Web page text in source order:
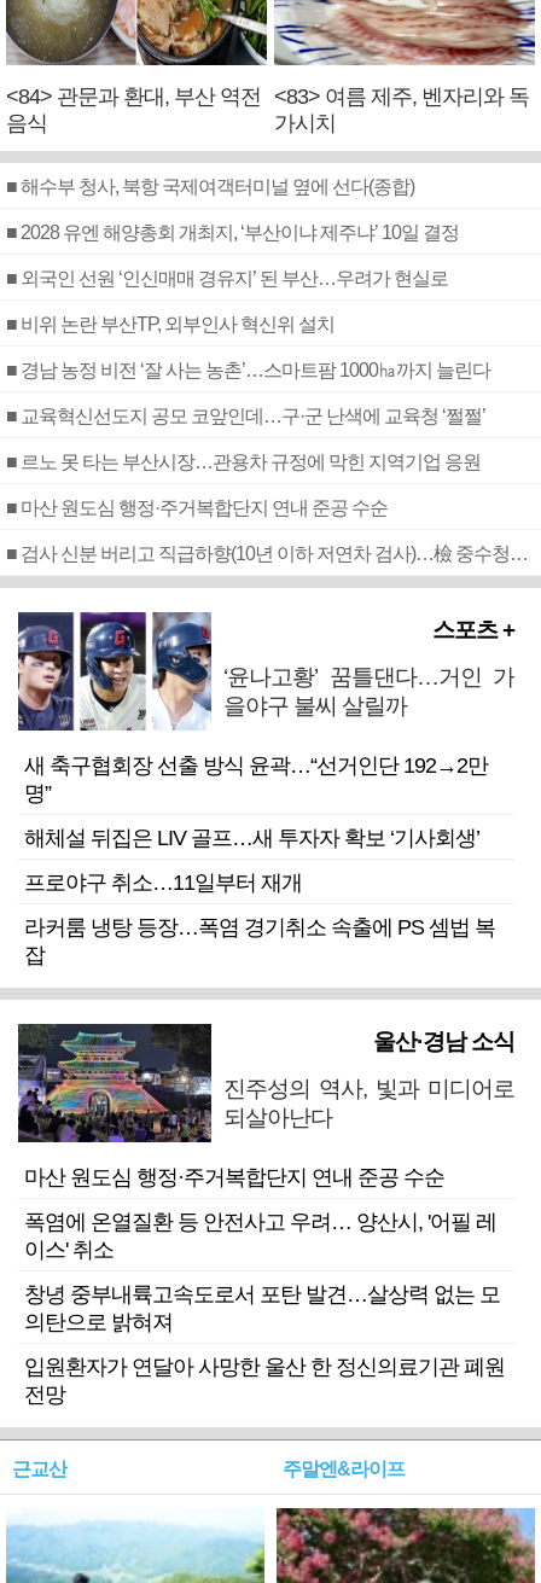
<84> 관문과 환대, 부산 역전
음식
<83> 여름 제주, 벤자리와 독
가시치
■ 해수부 청사, 북항 국제여객터미널 옆에 선다(종합)
■ 2028 유엔 해양총회 개최지, ‘부산이냐 제주냐’ 10일 결정
■ 외국인 선원 ‘인신매매 경유지’ 된 부산…우려가 현실로
■ 비위 논란 부산TP, 외부인사 혁신위 설치
■ 경남 농정 비전 ‘잘 사는 농촌’…스마트팜 1000㏊까지 늘린다
■ 교육혁신선도지 공모 코앞인데…구·군 난색에 교육청 ‘쩔쩔’
■ 르노 못 타는 부산시장…관용차 규정에 막힌 지역기업 응원
■ 마산 원도심 행정·주거복합단지 연내 준공 수순
■ 검사 신분 버리고 직급하향(10년 이하 저연차 검사)…檢 중수청행 기피
스포츠 +
‘윤나고황’ 꿈틀댄다…거인 가
을야구 불씨 살릴까
새 축구협회장 선출 방식 윤곽…“선거인단 192→2만
명”
해체설 뒤집은 LIV 골프…새 투자자 확보 ‘기사회생’
프로야구 취소…11일부터 재개
라커룸 냉탕 등장…폭염 경기취소 속출에 PS 셈법 복
잡
울산·경남 소식
진주성의 역사, 빛과 미디어로
되살아난다
마산 원도심 행정·주거복합단지 연내 준공 수순
폭염에 온열질환 등 안전사고 우려… 양산시, '어필 레
이스' 취소
창녕 중부내륙고속도로서 포탄 발견…살상력 없는 모
의탄으로 밝혀져
입원환자가 연달아 사망한 울산 한 정신의료기관 폐원
전망
근교산 주말엔&라이프